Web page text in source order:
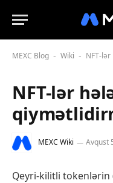
MEXC Blog - Wiki - NFT-
NFT-lər
MEXC Wiki Avqust
Qeyri-kilitli tokenlərin